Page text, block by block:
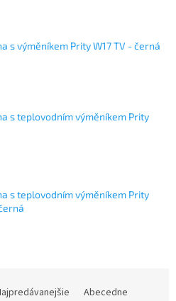
s výměníkem Prity W17 TV - černá
s teplovodním výměníkem Prity
s teplovodním výměníkem Prity
Abecedne